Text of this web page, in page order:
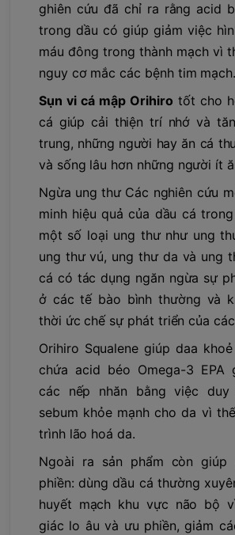
ghiên cứu đã chỉ ra rằng acid
trong dầu có giúp giảm việc
máu đông trong thành mạch vì
nguy cơ mắc các bệnh tim mạch.
Sụn vi cá mập Orihiro tốt cho
cá giúp cải thiện trí nhớ và
trung, những người hay ăn cá
và sống lâu hơn những người ít
Ngừa ung thư Các nghiên cứu
minh hiệu quả của dầu cá
một số loại ung thư như ung
ung thư vú, ung thư da và ung
cá có tác dụng ngăn ngừa sự
ở các tế bào bình thường và
thời ức chế sự phát triển của
Orihiro Squalene giúp daa
chứa acid béo Omega-3 EPA
các nếp nhăn bằng việc
sebum khỏe mạnh cho da vì
trình lão hoá da.
Ngoài ra sản phẩm còn
phiền: dùng dầu cá thường
huyết mạch khu vực não bộ
giác lo âu và ưu phiền, giảm